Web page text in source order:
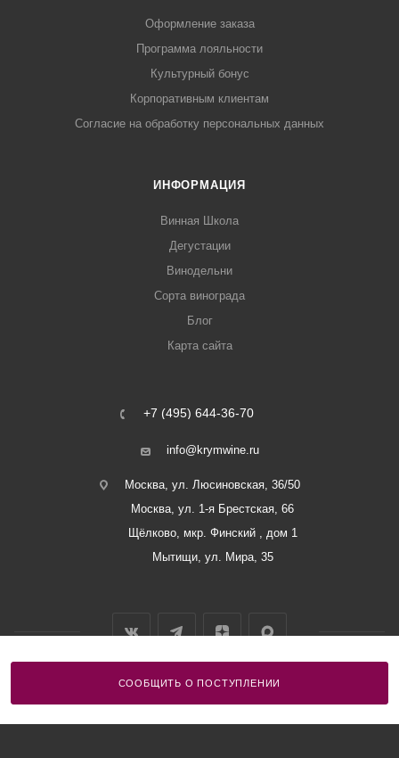
СООБЩИТЬ О ПОСТУПЛЕНИИ
Оформление заказа
Программа лояльности
Культурный бонус
Корпоративным клиентам
Согласие на обработку персональных данных
ИНФОРМАЦИЯ
Винная Школа
Дегустации
Винодельни
Сорта винограда
Блог
Карта сайта
+7 (495) 644-36-70
info@krymwine.ru
Москва, ул. Люсиновская, 36/50
Москва, ул. 1-я Брестская, 66
Щёлково, мкр. Финский , дом 1
Мытищи, ул. Мира, 35